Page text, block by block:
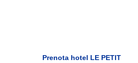
Prenota hotel LE PETIT